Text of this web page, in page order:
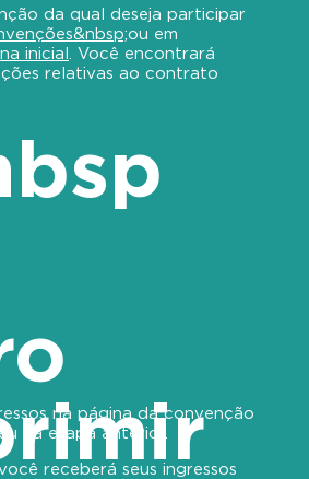
da qual deseja participar
ou em
inicial . Você encontrará
relativas ao contrato
na página da convenção
na etapa anterior.
receberá seus ingressos